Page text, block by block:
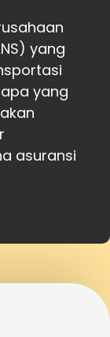
yang
yang
asuransi